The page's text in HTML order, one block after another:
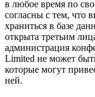
в любое время по
согласны с тем, что
храниться в базе
открыта третьим
администрация
Limited не может
которые могут
ней.